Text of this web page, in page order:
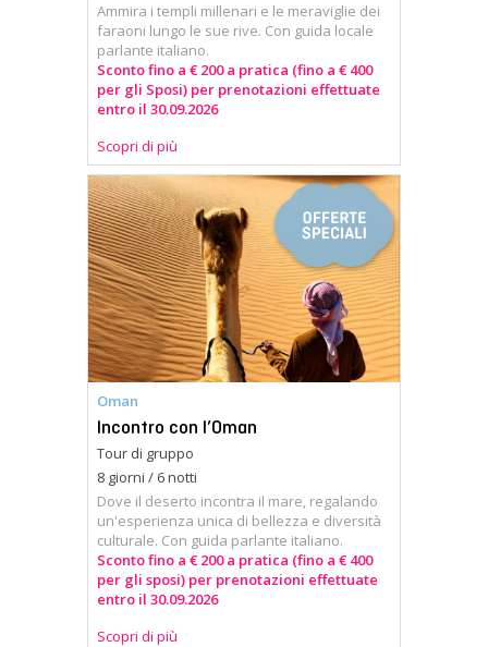
Ammira i templi millenari e le meraviglie dei
faraoni lungo le sue rive. Con guida locale
parlante italiano.
Sconto fino a € 200 a pratica (fino a € 400
per gli Sposi) per prenotazioni effettuate
entro il 30.09.2026
Scopri di più
Oman
Incontro con l’Oman
Tour di gruppo
8 giorni / 6 notti
Dove il deserto incontra il mare, regalando
un'esperienza unica di bellezza e diversità
culturale. Con guida parlante italiano.
Sconto fino a € 200 a pratica (fino a € 400
per gli sposi) per prenotazioni effettuate
entro il 30.09.2026
Scopri di più